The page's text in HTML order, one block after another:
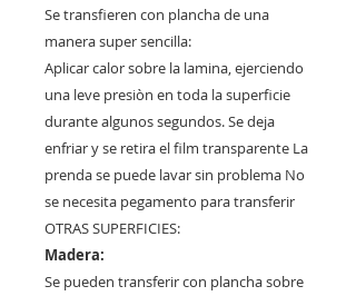
Se transfieren con plancha de una
manera super sencilla:
Aplicar calor sobre la lamina, ejerciendo
una leve presiòn en toda la superficie
durante algunos segundos. Se deja
enfriar y se retira el film transparente La
prenda se puede lavar sin problema No
se necesita pegamento para transferir
OTRAS SUPERFICIES:
Madera:
Se pueden transferir con plancha sobre